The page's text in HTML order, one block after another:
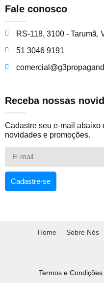
Fale conosco
RS-118, 3100 - Tarumã,
51 3046 9191
Receba nossas
Cadastre seu e-mail abaixo
novidades e promoções.
Cadastre-se
Termos e Condições
Home Sobre Nós